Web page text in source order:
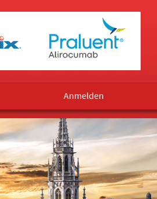
Anmelden